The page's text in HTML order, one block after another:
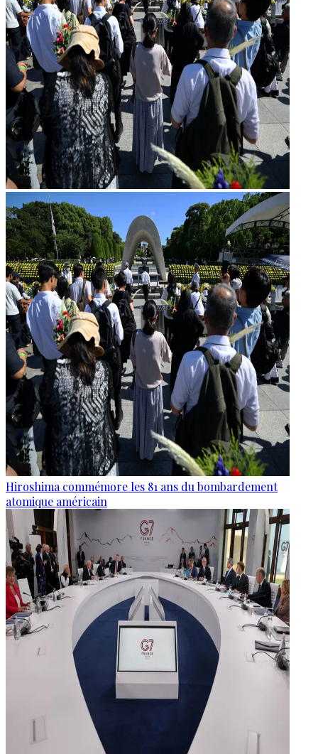
Hiroshima commémore les 81 ans du bombardement
atomique américain